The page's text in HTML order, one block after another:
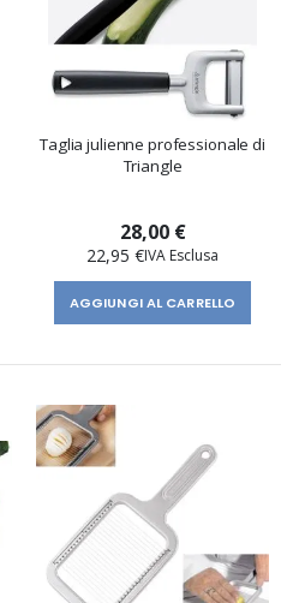
Taglia julienne professionale di
Triangle
28,00 €
22,95 €
AGGIUNGI AL CARRELLO